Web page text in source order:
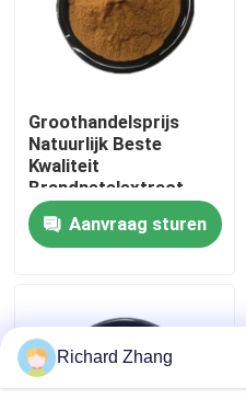
Kwaliteitscontrole
Neem contact met ons op
Vraag een offerte
Super Voedselpoeder
Groothandelsprijs
Natuurlijk Beste
Kwaliteit
Brandnetelextract
0,4% Beta-sitosterol
PoederAanvraag sturen
Richard Zhang